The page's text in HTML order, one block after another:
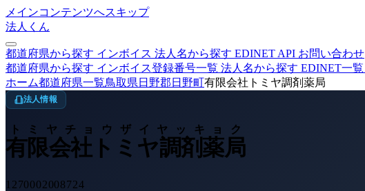
メインコンテンツへスキップ
法人くん
都道府県から探す インボイス 法人名から探す EDINET API お問い合わせ
都道府県から探す インボイス登録番号一覧 法人名から探す EDINET一覧
ホーム都道府県一覧鳥取県 日野郡日野町有限会社トミヤ調剤薬局
法人情報
有限会社トミヤ調剤薬局
トミヤチョウザイヤッキョク
1270002008724